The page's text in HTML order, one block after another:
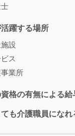
躍する場所
設
ス
業所
格の有無による給
も介護職員にな